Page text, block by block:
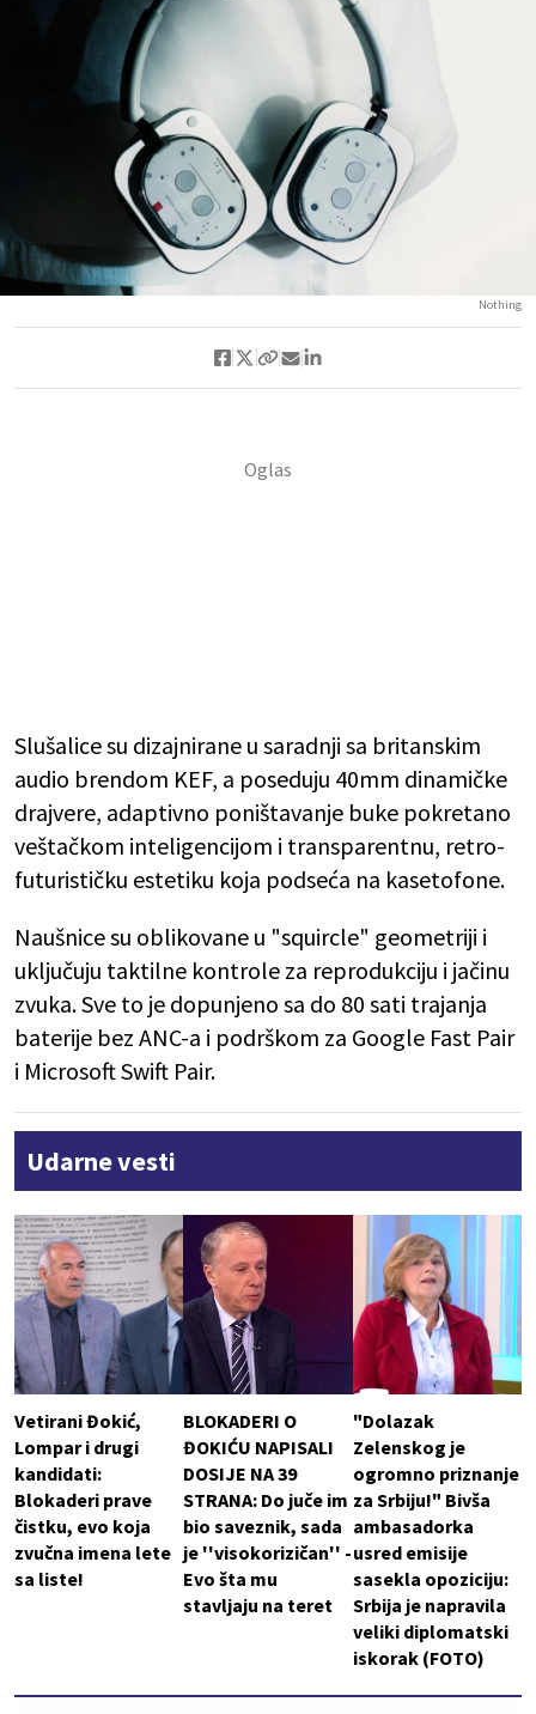
Nothing
Slušalice su dizajnirane u saradnji sa britanskim
audio brendom KEF, a poseduju 40mm dinamičke
drajvere, adaptivno poništavanje buke pokretano
veštačkom inteligencijom i transparentnu, retro-
futurističku estetiku koja podseća na kasetofone.
Naušnice su oblikovane u "squircle" geometriji i
uključuju taktilne kontrole za reprodukciju i jačinu
zvuka. Sve to je dopunjeno sa do 80 sati trajanja
baterije bez ANC-a i podrškom za Google Fast Pair
i Microsoft Swift Pair.
Udarne vesti
Vetirani Đokić,
Lompar i drugi
kandidati:
Blokaderi prave
čistku, evo koja
zvučna imena lete
sa liste!
BLOKADERI O
ĐOKIĆU NAPISALI
DOSIJE NA 39
STRANA: Do juče im
bio saveznik, sada
je ''visokorizičan'' -
Evo šta mu
stavljaju na teret
"Dolazak
Zelenskog je
ogromno priznanje
za Srbiju!" Bivša
ambasadorka
usred emisije
sasekla opoziciju:
Srbija je napravila
veliki diplomatski
iskorak (FOTO)